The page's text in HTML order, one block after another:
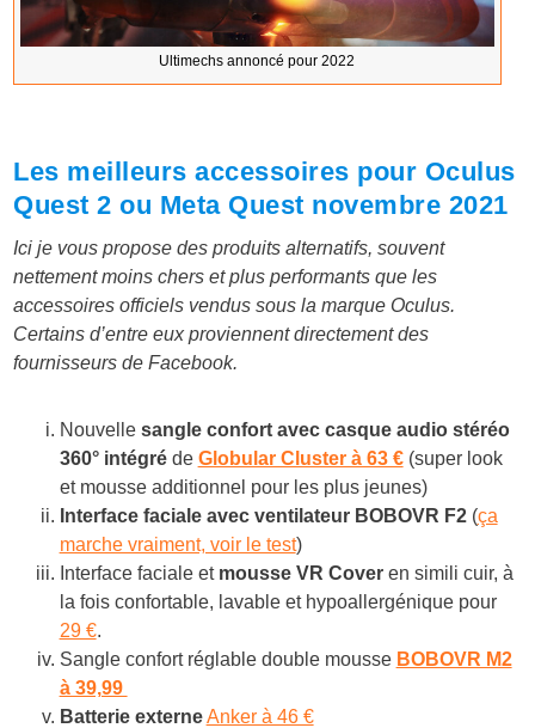
Ultimechs annoncé pour 2022
Les meilleurs accessoires pour Oculus
Quest 2 ou Meta Quest novembre 2021
Ici je vous propose des produits alternatifs, souvent
nettement moins chers et plus performants que les
accessoires officiels vendus sous la marque Oculus.
Certains d’entre eux proviennent directement des
fournisseurs de Facebook.
Nouvelle sangle confort avec casque audio stéréo
360° intégréde Globular Cluster à 63 €(super look
et mousse additionnel pour les plus jeunes)
Interface faciale avec ventilateur BOBOVR F2(ça
marche vraiment, voir le test)
Interface faciale et mousse VR Coveren simili cuir, à
la fois confortable, lavable et hypoallergénique pour
29 €.
Sangle confort réglable double mousse BOBOVR M2
à 39,99
Batterie externe Anker à 46 €